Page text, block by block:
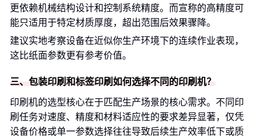
更依赖机械结构设计和控制系统精度。而宣称的高精度可
能只适用于特定材质厚度，超出范围后效果骤降。
建议实地考察设备在近似你生产环境下的连续作业表现，
这比纸面参数更有参考价值。
三、包装印刷和标签印刷如何选择不同的印刷机？
印刷机的选型核心在于匹配生产场景的核心需求。不同印
刷任务对速度、精度和材料适应性的要求差异显著，仅凭
设备价格或单一参数选择往往导致后续生产效率低下或质